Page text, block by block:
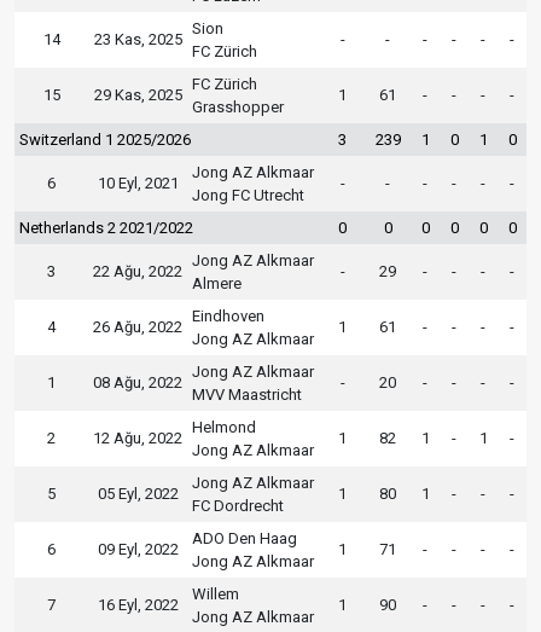
14 23 Kas, 2025
Sion
FC Zürich
- - - - - -
15 29 Kas, 2025
FC Zürich
Grasshopper
1 61 - - - -
Switzerland 1 2025/2026 3 239 1 0 1 0
6 10 Eyl, 2021
Jong AZ Alkmaar
Jong FC Utrecht
- - - - - -
Netherlands 2 2021/2022 0 0 0 0 0 0
3 22 Ağu, 2022
Jong AZ Alkmaar
Almere
- 29 - - - -
4 26 Ağu, 2022
Eindhoven
Jong AZ Alkmaar
1 61 - - - -
1 08 Ağu, 2022
Jong AZ Alkmaar
MVV Maastricht
- 20 - - - -
2 12 Ağu, 2022
Helmond
Jong AZ Alkmaar
1 82 1 - 1 -
5 05 Eyl, 2022
Jong AZ Alkmaar
FC Dordrecht
1 80 1 - - -
6 09 Eyl, 2022
ADO Den Haag
Jong AZ Alkmaar
1 71 - - - -
7 16 Eyl, 2022
Willem
Jong AZ Alkmaar
1 90 - - - -